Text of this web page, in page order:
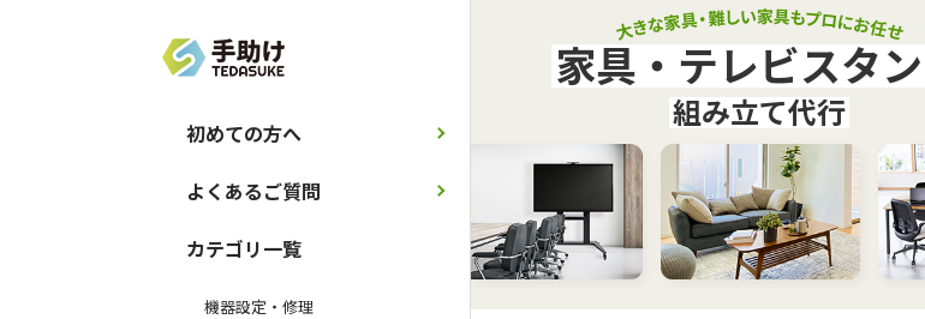
初めての方へ
カテゴリ一覧
機器設定・修理
よくあるご質問
家具・テレビスタ
組み立て代行